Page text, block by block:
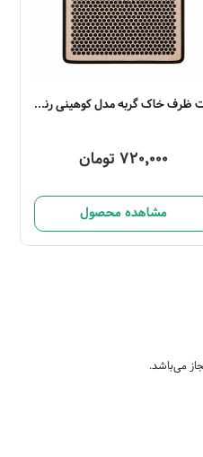
مت ظرف خاک گربه مدل کوهینی رنگی سایز لارج
720,000 تومان
مشاهده محصول
می‌باشد.